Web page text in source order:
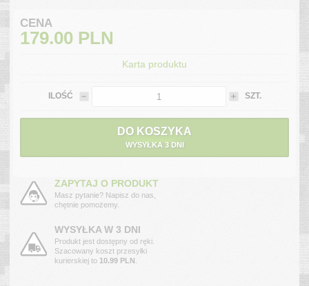
CENA
179.00 PLN
Karta produktu
ILOŚĆ SZT.
DO KOSZYKA
WYSYŁKA 3 DNI
ZAPYTAJ O PRODUKT
Masz pytanie? Napisz do nas,
chętnie pomożemy.
WYSYŁKA W 3 DNI
Produkt jest dostępny od ręki.
Szacowany koszt przesyłki
kurierskiej to 10.99 PLN